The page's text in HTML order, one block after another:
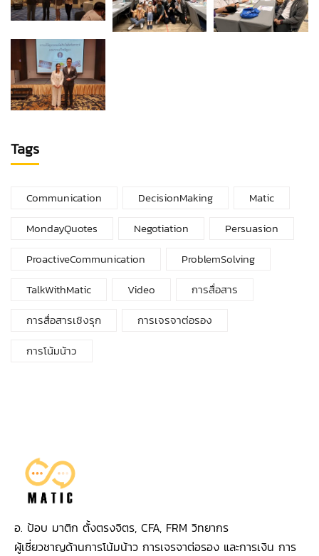
Tags
Communication DecisionMaking
Matic
MondayQuotes
Negotiation
Persuasion
ProactiveCommunication
ProblemSolving
TalkWithMatic
Video
การสื่อสาร
การสื่อสารเชิงรุก
การเจรจาต่อรอง
การโน้มน้าว
อ. ป้อบ มาติก ตั้งตรงจิตร, CFA, FRM วิทยากร
ผู้เชี่ยวชาญด้านการโน้มน้าว การเจรจาต่อรอง และการเงิน การ